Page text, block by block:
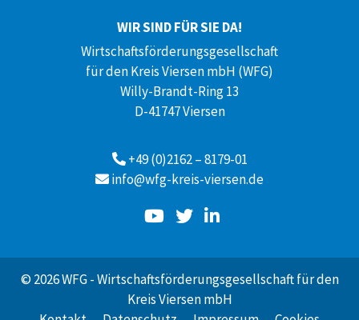
WIR SIND FÜR SIE DA!
Wirtschaftsförderungsgesellschaft
für den Kreis Viersen mbH (WFG)
Willy-Brandt-Ring 13
D-41747 Viersen
+49 (0)2162 – 8179-01
info@wfg-kreis-viersen.de
© 2026 WFG - Wirtschaftsförderungsgesellschaft für den
Kreis Viersen mbH